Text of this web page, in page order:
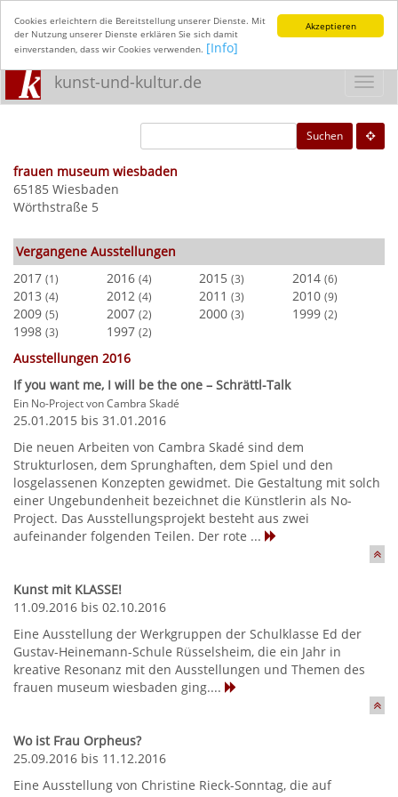
Akzeptieren
Cookies erleichtern die Bereitstellung unserer Dienste. Mit
der Nutzung unserer Dienste erklären Sie sich damit
einverstanden, dass wir Cookies verwenden. [Info]
kunst-und-kultur.de
Suchen
frauen museum wiesbaden
65185 Wiesbaden
Wörthstraße 5
Vergangene Ausstellungen
2017 (1) 2016 (4) 2015 (3) 2014 (6)
2013 (4) 2012 (4) 2011 (3) 2010 (9)
2009 (5) 2007 (2) 2000 (3) 1999 (2)
1998 (3) 1997 (2)
Ausstellungen 2016
If you want me, I will be the one – Schrättl-Talk
Ein No-Project von Cambra Skadé
25.01.2015 bis 31.01.2016
Die neuen Arbeiten von Cambra Skadé sind dem
Strukturlosen, dem Sprunghaften, dem Spiel und den
losgelassenen Konzepten gewidmet. Die Gestaltung mit solch
einer Ungebundenheit bezeichnet die Künstlerin als No-
Project. Das Ausstellungsprojekt besteht aus zwei
aufeinander folgenden Teilen. Der rote ...
Kunst mit KLASSE!
11.09.2016 bis 02.10.2016
Eine Ausstellung der Werkgruppen der Schulklasse Ed der
Gustav-Heinemann-Schule Rüsselsheim, die ein Jahr in
kreative Resonanz mit den Ausstellungen und Themen des
frauen museum wiesbaden ging....
Wo ist Frau Orpheus?
25.09.2016 bis 11.12.2016
Eine Ausstellung von Christine Rieck-Sonntag, die auf